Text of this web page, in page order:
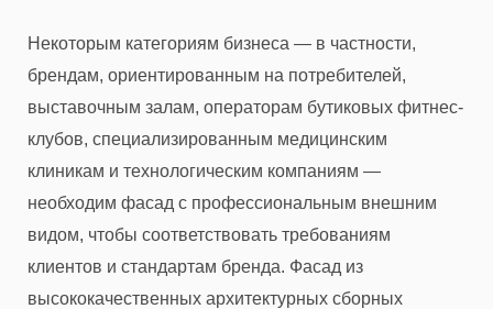
Некоторым категориям бизнеса — в частности,
брендам, ориентированным на потребителей,
выставочным залам, операторам бутиковых фитнес-
клубов, специализированным медицинским
клиникам и технологическим компаниям —
необходим фасад с профессиональным внешним
видом, чтобы соответствовать требованиям
клиентов и стандартам бренда. Фасад из
высококачественных архитектурных сборных